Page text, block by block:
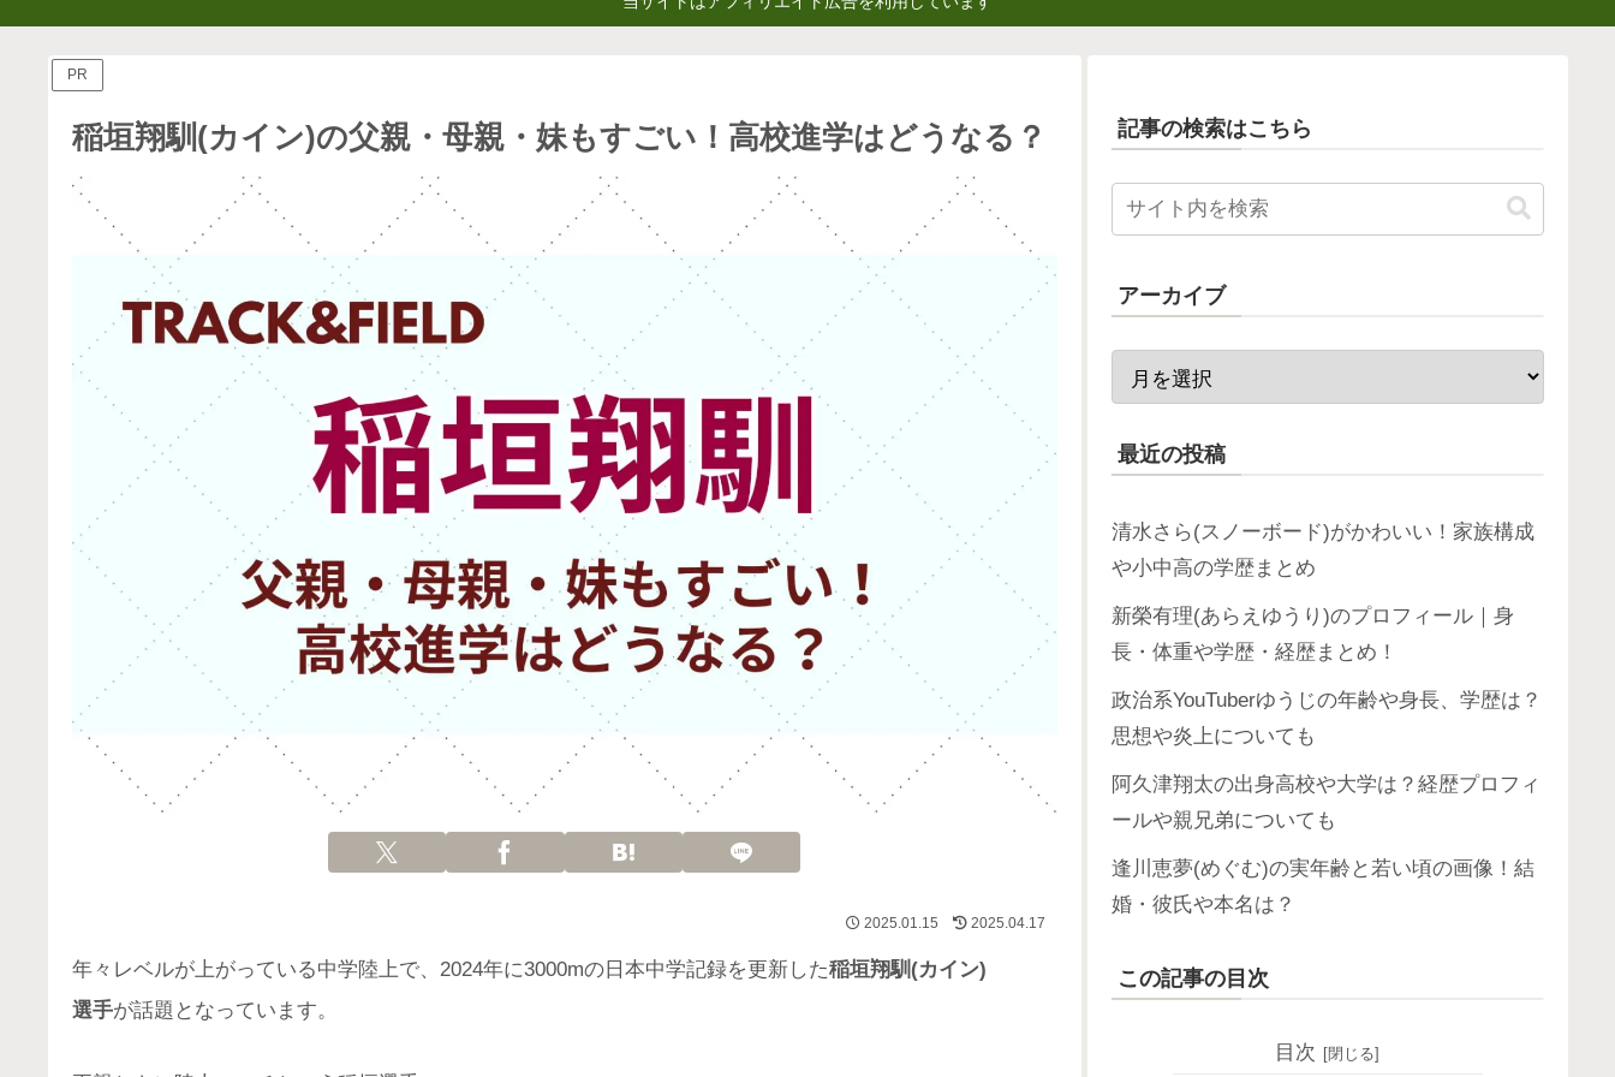
PR
稲垣翔馴(カイン)の父親・母親・妹もすごい！高校進学はどうなる？
2025.01.15 2025.04.17
年々レベルが上がっている中学陸上で、2024年に3000mの日本中学記録を更新した稲垣翔馴(カイン)
選手が話題となっています。
記事の検索はこちら
アーカイブ
最近の投稿
清水さら(スノーボード)がかわいい！家族構成
や小中高の学歴まとめ
新榮有理(あらえゆうり)のプロフィール｜身
長・体重や学歴・経歴まとめ！
政治系YouTuberゆうじの年齢や身長、学歴は？
思想や炎上についても
阿久津翔太の出身高校や大学は？経歴プロフィ
ールや親兄弟についても
逢川恵夢(めぐむ)の実年齢と若い頃の画像！結
婚・彼氏や本名は？
この記事の目次
目次